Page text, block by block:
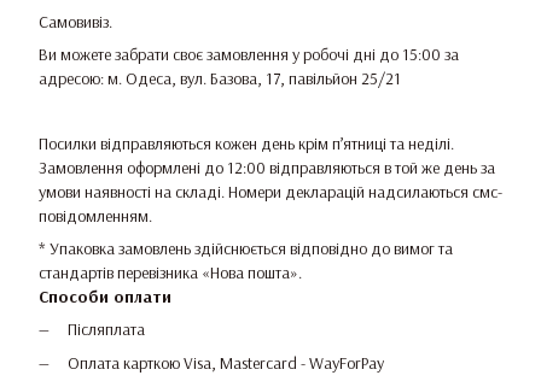
Самовивіз.
Ви можете забрати своє замовлення у робочі дні до 15:00 за
адресою: м. Одеса, вул. Базова, 17, павільйон 25/21
Посилки відправляються кожен день крім п’ятниці та неділі.
Замовлення оформлені до 12:00 відправляються в той же день за
умови наявності на складі. Номери декларацій надсилаються смс-
повідомленням.
* Упаковка замовлень здійснюється відповідно до вимог та
стандартів перевізника «Нова пошта».
Способи оплати
Післяплата
Оплата карткою Visa, Mastercard - WayForPay